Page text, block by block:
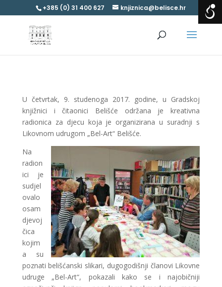
+385 (0) 31 400 627 knjiznica@belisce.hr
U četvrtak, 9. studenoga 2017. godine, u Gradskoj
knjižnici i čitaonici Belišće održana je kreativna
radionica za djecu koja je organizirana u suradnji s
Likovnom udrugom „Bel-Art“ Belišće.
Na
radion
ici je
sudjel
ovalo
osam
djevoj
čica
kojim
a su
poznati belišćanski slikari, dugogodišnji članovi Likovne
udruge „Bel-Art“, pokazali kako se i najobičniji